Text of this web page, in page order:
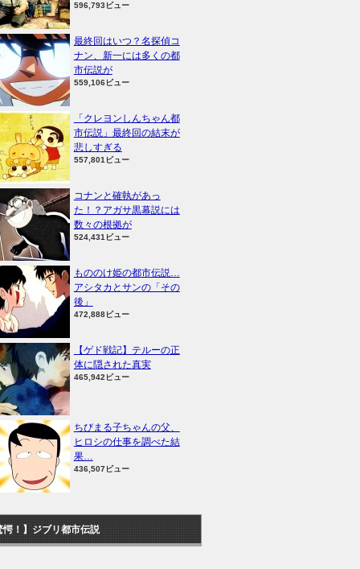
596,793ビュー
最終回はいつ？名探偵コ
ナン、新一には多くの都
市伝説が
559,106ビュー
「クレヨンしんちゃん都
市伝説」最終回の結末が
悲しすぎる
557,801ビュー
コナンと確執があっ
た！？アガサ黒幕説には
数々の根拠が
524,431ビュー
もののけ姫の都市伝説…
アシタカとサンの「その
後」
472,888ビュー
【ゲド戦記】テルーの正
体に隠された真実
465,942ビュー
ちびまる子ちゃんの父、
ヒロシの仕事を調べた結
果…
436,507ビュー
愕！】ジブリ都市伝説